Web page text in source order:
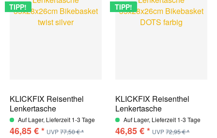
TIPP!
KLICKFIX Reisenthel
Lenkertasche
35x28x26cm...
Auf Lager, Lieferzeit 1-3 Tage
46,85 € * UVP77,50 € *
TIPP!
KLICKFIX Reisenthel
Lenkertasche
35x28x26cm...
Auf Lager, Lieferzeit 1-3 Tage
46,85 € * UVP 72,95 € *